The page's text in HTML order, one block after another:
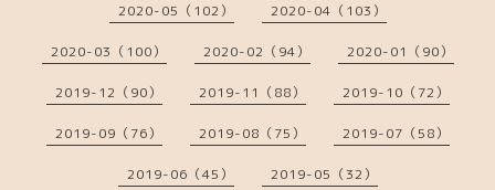
2020-05（102） 2020-04（103）
2020-03（100） 2020-02（94） 2020-01（90）
2019-12（90） 2019-11（88） 2019-10（72）
2019-09（76） 2019-08（75） 2019-07（58）
2019-06（45） 2019-05（32）